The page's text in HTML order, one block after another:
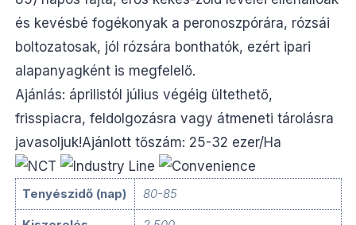
és kevésbé fogékonyak a peronoszpórára, rózsái
boltozatosak, jól rózsára bonthatók, ezért ipari
alapanyagként is megfelelő.
Ajánlás: áprilistól július végéig ültethető,
frisspiacra, feldolgozásra vagy átmeneti tárolásra
javasoljuk!Ajánlott tőszám: 25-32 ezer/Ha
Tenyészidő (nap) 80-85